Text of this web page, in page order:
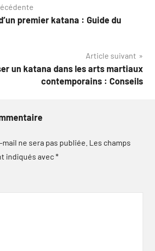
premier katana : Guide du
Article suivant
un katana dans les arts martiaux
contemporains : Conseils
ne sera pas publiée. Les champs
indiqués avec*